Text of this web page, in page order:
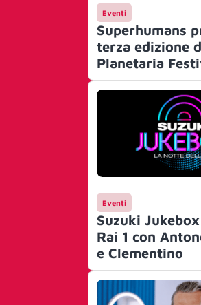
Eventi
Superhumans
terza edizione
Planetaria
Eventi
Suzuki
Rai 1 con
e Clementino